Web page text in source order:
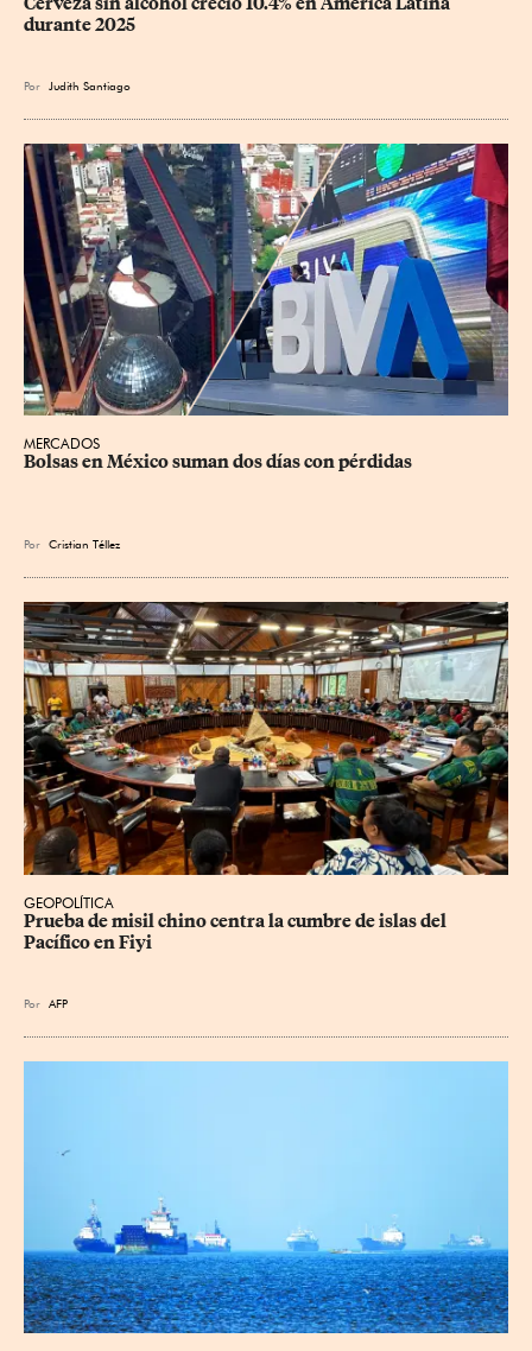
durante 2025
Por Judith Santiago
MERCADOS
Bolsas en México suman dos días con pérdidas
Por Cristian Téllez
GEOPOLÍTICA
Prueba de misil chino centra la cumbre de islas del
Pacífico en Fiyi
Por AFP